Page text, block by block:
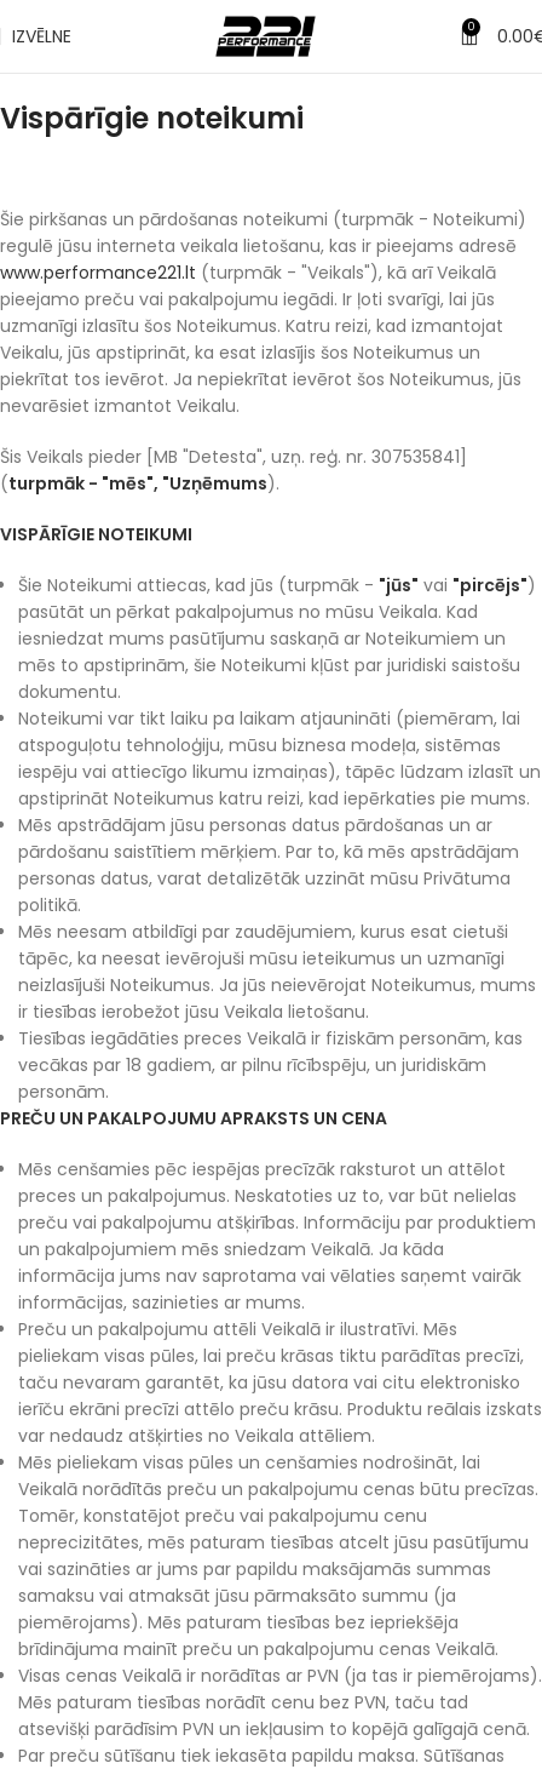
IZVĒLNE 0 0.00
Vispārīgie noteikumi
Šie pirkšanas un pārdošanas noteikumi (turpmāk - Noteikumi)
regulē jūsu interneta veikala lietošanu, kas ir pieejams adresē
www.performance221.lt (turpmāk - "Veikals"), kā arī Veikalā
pieejamo preču vai pakalpojumu iegādi. Ir ļoti svarīgi, lai jūs
uzmanīgi izlasītu šos Noteikumus. Katru reizi, kad izmantojat
Veikalu, jūs apstiprināt, ka esat izlasījis šos Noteikumus un
piekrītat tos ievērot. Ja nepiekrītat ievērot šos Noteikumus, jūs
nevarēsiet izmantot Veikalu.
Šis Veikals pieder [MB "Detesta", uzņ. reģ. nr. 307535841]
(turpmāk - "mēs", "Uzņēmums).
VISPĀRĪGIE NOTEIKUMI
Šie Noteikumi attiecas, kad jūs (turpmāk - "jūs" vai "pircējs")
pasūtāt un pērkat pakalpojumus no mūsu Veikala. Kad
iesniedzat mums pasūtījumu saskaņā ar Noteikumiem un
mēs to apstiprinām, šie Noteikumi kļūst par juridiski saistošu
dokumentu.
Noteikumi var tikt laiku pa laikam atjaunināti (piemēram, lai
atspoguļotu tehnoloģiju, mūsu biznesa modeļa, sistēmas
iespēju vai attiecīgo likumu izmaiņas), tāpēc lūdzam izlasīt un
apstiprināt Noteikumus katru reizi, kad iepērkaties pie mums.
Mēs apstrādājam jūsu personas datus pārdošanas un ar
pārdošanu saistītiem mērķiem. Par to, kā mēs apstrādājam
personas datus, varat detalizētāk uzzināt mūsu Privātuma
politikā.
Mēs neesam atbildīgi par zaudējumiem, kurus esat cietuši
tāpēc, ka neesat ievērojuši mūsu ieteikumus un uzmanīgi
neizlasījuši Noteikumus. Ja jūs neievērojat Noteikumus, mums
ir tiesības ierobežot jūsu Veikala lietošanu.
Tiesības iegādāties preces Veikalā ir fiziskām personām, kas
vecākas par 18 gadiem, ar pilnu rīcībspēju, un juridiskām
personām.
PREČU UN PAKALPOJUMU APRAKSTS UN CENA
Mēs cenšamies pēc iespējas precīzāk raksturot un attēlot
preces un pakalpojumus. Neskatoties uz to, var būt nelielas
preču vai pakalpojumu atšķirības. Informāciju par produktiem
un pakalpojumiem mēs sniedzam Veikalā. Ja kāda
informācija jums nav saprotama vai vēlaties saņemt vairāk
informācijas, sazinieties ar mums.
Preču un pakalpojumu attēli Veikalā ir ilustratīvi. Mēs
pieliekam visas pūles, lai preču krāsas tiktu parādītas precīzi,
taču nevaram garantēt, ka jūsu datora vai citu elektronisko
ierīču ekrāni precīzi attēlo preču krāsu. Produktu reālais izskats
var nedaudz atšķirties no Veikala attēliem.
Mēs pieliekam visas pūles un cenšamies nodrošināt, lai
Veikalā norādītās preču un pakalpojumu cenas būtu precīzas.
Tomēr, konstatējot preču vai pakalpojumu cenu
neprecizitātes, mēs paturam tiesības atcelt jūsu pasūtījumu
vai sazināties ar jums par papildu maksājamās summas
samaksu vai atmaksāt jūsu pārmaksāto summu (ja
piemērojams). Mēs paturam tiesības bez iepriekšēja
brīdinājuma mainīt preču un pakalpojumu cenas Veikalā.
Visas cenas Veikalā ir norādītas ar PVN (ja tas ir piemērojams).
Mēs paturam tiesības norādīt cenu bez PVN, taču tad
atsevišķi parādīsim PVN un iekļausim to kopējā galīgajā cenā.
Par preču sūtīšanu tiek iekasēta papildu maksa. Sūtīšanas